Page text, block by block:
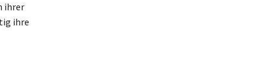
ihrer
ihre